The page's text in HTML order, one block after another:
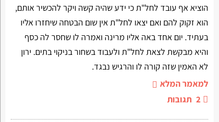
הוציא אף עובד לחל"ת כי ידע שהיה קשה ויקר להכשיר אותם,
הוא זקוק להם ואם יצאו לחל"ת אין שום הבטחה שיחזרו אליו
בעתיד. יום אחד באה אליו מרינה ואמרה לו שחסר לה כסף
והיא מבקשת לצאת לחל"ת ולעבוד בשחור בניקוי בתים. ירון
לא האמין שזה קורה לו והרגיש נבגד.
למאמר המלא
2 תגובות